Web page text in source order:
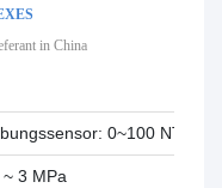
in China
0~100 NTU,
3 MPa